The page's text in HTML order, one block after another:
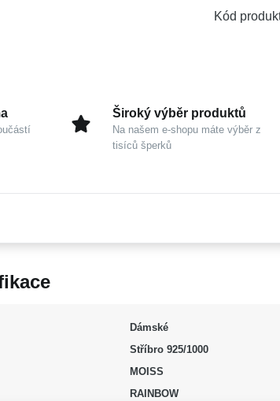
Kód
Široký výběr produktů
Na našem e-shopu máte výběr z
tisíců šperků
Dámské
Stříbro 925/1000
MOISS
RAINBOW